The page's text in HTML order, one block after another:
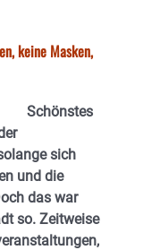
keine Masken,
Schönstes
sich
und die
das war
so. Zeitweise